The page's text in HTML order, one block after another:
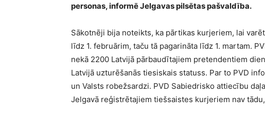
personas, informē Jelgavas pilsētas pašvaldība.
Sākotnēji bija noteikts, ka pārtikas kurjeriem, lai
līdz 1. februārim, taču tā pagarināta līdz 1. martam.
nekā 2200 Latvijā pārbaudītajiem pretendentiem
Latvijā uzturēšanās tiesiskais statuss. Par to PVD
un Valsts robežsardzi. PVD Sabiedrisko attiecību
Jelgavā reģistrētajiem tiešsaistes kurjeriem nav